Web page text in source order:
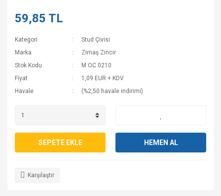
59,85 TL
Kategori
Stud Çivisi
Marka
Zimaş Zincir
Stok Kodu
M OC 0210
Fiyat
1,09 EUR + KDV
Havale
(%2,50 havale indirimi)
SEPETE EKLE HEMEN AL
Karşılaştır